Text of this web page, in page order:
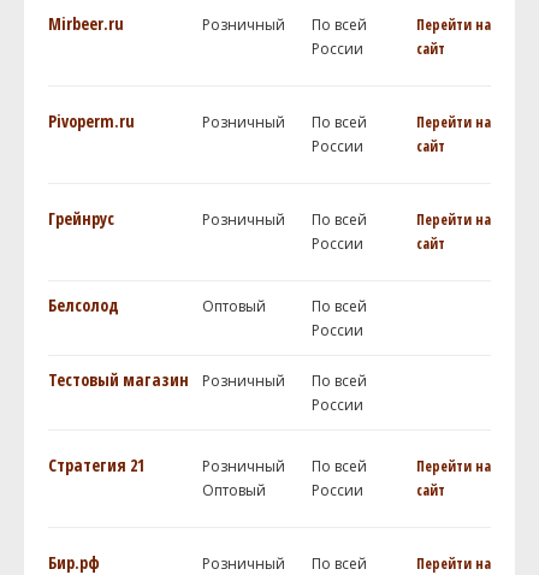
Mirbeer.ru Розничный
По всей
России
Перейти на
сайт
Pivoperm.ru Розничный
По всей
России
Перейти на
сайт
Грейнрус Розничный
По всей
России
Перейти на
сайт
Белсолод Оптовый
По всей
России
Тестовый магазин Розничный
По всей
России
Стратегия 21
Розничный
Оптовый
По всей
России
Перейти на
сайт
Бир.рф Розничный
По всей
Перейти на